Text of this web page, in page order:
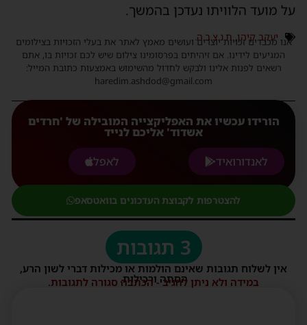
מועד הלוויתו נעדכן בהמשך.
יעקב קיהן,ת.נ.צ.ב.ה.
אנו מכבדים זכויות יוצרים ועושים מאמץ לאתר את בעלי הזכויות בצילומים
המגיעים לידינו. אם זיהיתים בפרסומינו צילום שיש לכם זכויות בו, אתם
רשאים לפנות אלינו ולבקש לחדול מהשימוש באמצעות כתובת המייל:
haredim.ashdod@gmail.com
הורידו עכשיו את האפליקצייה המובילה של 'חרדים
אשדוד' אליכם לנייד
לאנדורואיד
לאפל
להצטרפות לקבוצת העדכונים בוואטסאפ
3 תגובות
אין לשלוח תגובות שאינם הולמות או מכילות דברי לשון הרע,
הסתה ורכילות.
במידה ולא ניתן להגיב - הכתבה סגורה לתגובות.